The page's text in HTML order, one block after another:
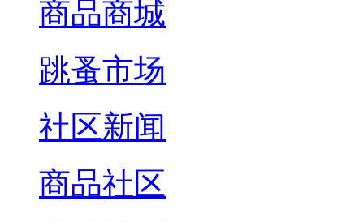
商品商城
跳蚤市场
社区新闻
商品社区